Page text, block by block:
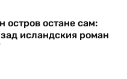
остров остане сам:
исландския роман